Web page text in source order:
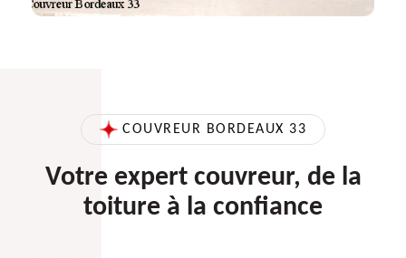
COUVREUR BORDEAUX 33
Votre expert couvreur, de la
toiture à la confiance